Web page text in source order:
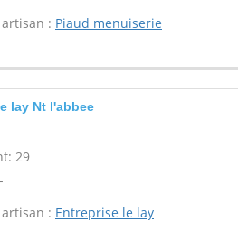
: Piaud menuiserie
lay Nt l'abbee
29
: Entreprise le lay